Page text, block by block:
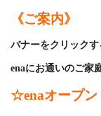
《ご案内》
バナーをクリックす
enaにお通いのご家
☆enaオープ